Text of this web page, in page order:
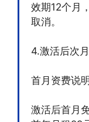
效期12个月
取消。
4.激活后次
首月资费说
激活后首月